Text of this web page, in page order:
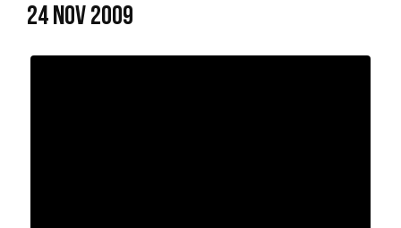
24 NOV 2009